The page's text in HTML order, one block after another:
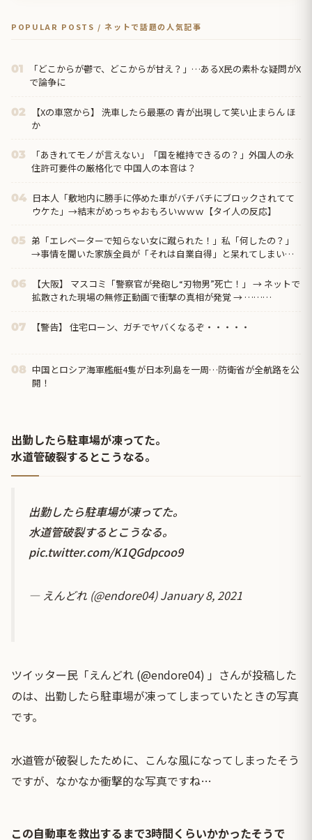
POPULAR POSTS / ネットで話題の人気記事
01
「どこからが鬱で、どこからが甘え？」…あるX民の素朴な疑問がX
で論争に
02
【Xの車窓から】 洗車したら最悪の 青が出現して笑い止まらん ほ
か
03
「あきれてモノが言えない」「国を維持できるの？」外国人の永
住許可要件の厳格化で 中国人の本音は？
04 日本人「敷地内に勝手に停めた車がバチバチにブロックされてて
ウケた」→結末がめっちゃおもろいｗｗｗ【タイ人の反応】
05 弟「エレベーターで知らない女に蹴られた！」私「何したの？」
→事情を聞いた家族全員が「それは自業自得」と呆れてしまい…
06
【大阪】 マスコミ「警察官が発砲し“刃物男”死亡！」 → ネットで
拡散された現場の無修正動画で衝撃の真相が発覚 → ………
07 【警告】 住宅ローン、ガチでヤバくなるぞ・・・・・
08 中国とロシア海軍艦艇4隻が日本列島を一周…防衛省が全航路を公
開！
出勤したら駐車場が凍ってた。
水道管破裂するとこうなる。
出勤したら駐車場が凍ってた。
水道管破裂するとこうなる。
pic.twitter.com/K1QGdpcoo9
— えんどれ (@endore04)January 8, 2021
ツイッター民「えんどれ (@endore04) 」さんが投稿した
のは、出勤したら駐車場が凍ってしまっていたときの写真
です。
水道管が破裂したために、こんな風になってしまったそう
ですが、なかなか衝撃的な写真ですね…
この自動車を救出するまで3時間くらいかかったそうで